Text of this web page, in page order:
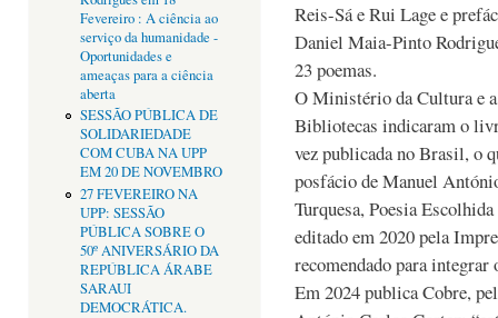
Fevereiro : A ciência ao
serviço da humanidade -
Oportunidades e
ameaças para a ciência
aberta
SESSÃO PÚBLICA DE
SOLIDARIEDADE
COM CUBA NA UPP
EM 20 DE NOVEMBRO
27 FEVEREIRO NA
UPP: SESSÃO
PÚBLICA SOBRE O
50º ANIVERSÁRIO DA
REPÚBLICA ÁRABE
SARAUI
DEMOCRÁTICA.
Reis-Sá e Rui Lage e
Daniel Maia-Pinto
23 poemas.
O Ministério da Cultura e
Bibliotecas indicaram o
vez publicada no Brasil, o
posfácio de Manuel
Turquesa, Poesia
editado em 2020 pela
recomendado para
Em 2024 publica Cobre,